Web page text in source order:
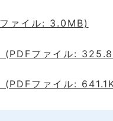
ァイル: 3.0MB)
(PDFファイル:
(PDFファイル: